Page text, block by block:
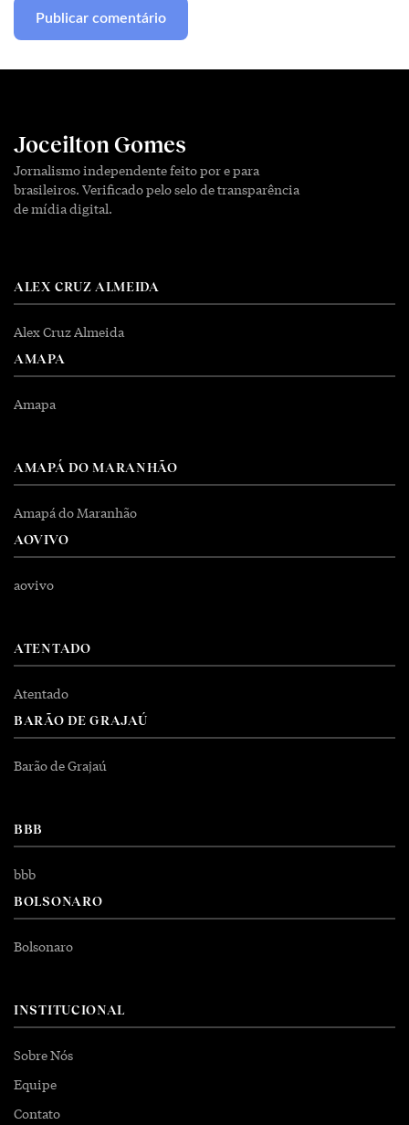
Joceilton Gomes
Jornalismo independente feito por e para
brasileiros. Verificado pelo selo de transparência
de mídia digital.
ALEX CRUZ ALMEIDA
Alex Cruz Almeida
AMAPA
Amapa
AMAPÁ DO MARANHÃO
Amapá do Maranhão
AOVIVO
aovivo
ATENTADO
Atentado
BARÃO DE GRAJAÚ
Barão de Grajaú
BBB
bbb
BOLSONARO
Bolsonaro
INSTITUCIONAL
Sobre Nós
Equipe
Contato